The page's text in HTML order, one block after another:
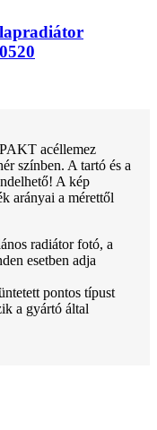
acéllemez
színben. A tartó és a
A kép
arányai a mérettől
radiátor fotó, a
esetben adja
pontos típust
a gyártó által